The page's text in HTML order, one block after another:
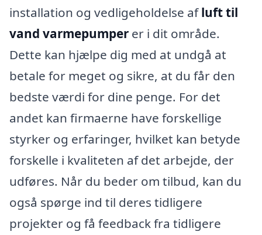
installation og vedligeholdelse afluft til
vand varmepumper er i dit område.
Dette kan hjælpe dig med at undgå at
betale for meget og sikre, at du får den
bedste værdi for dine penge. For det
andet kan firmaerne have forskellige
styrker og erfaringer, hvilket kan betyde
forskelle i kvaliteten af det arbejde, der
udføres. Når du beder om tilbud, kan du
også spørge ind til deres tidligere
projekter og få feedback fra tidligere